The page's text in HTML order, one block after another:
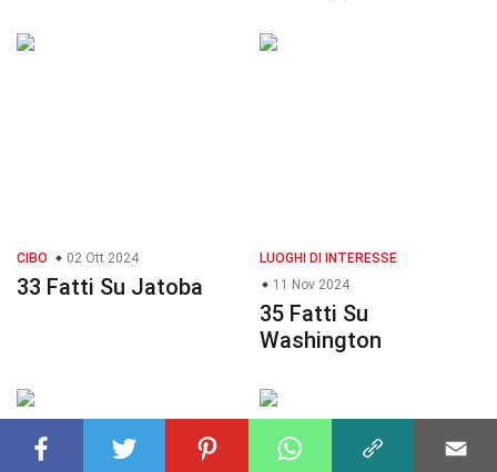
CIBO 02 Ott 2024
33 Fatti Su Jatoba
LUOGHI DI INTERESSE
11 Nov 2024
35 Fatti Su
Washington